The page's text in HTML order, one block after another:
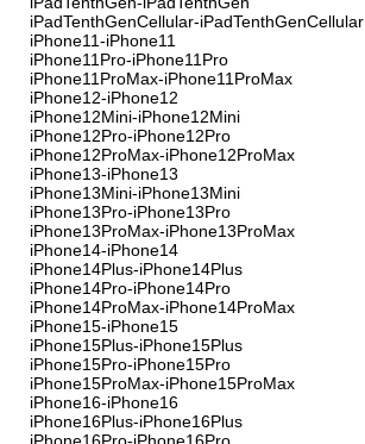
iPadTenthGenCellular-iPadTenthGenCellular
iPhone11-iPhone11
iPhone11Pro-iPhone11Pro
iPhone11ProMax-iPhone11ProMax
iPhone12-iPhone12
iPhone12Mini-iPhone12Mini
iPhone12Pro-iPhone12Pro
iPhone12ProMax-iPhone12ProMax
iPhone13-iPhone13
iPhone13Mini-iPhone13Mini
iPhone13Pro-iPhone13Pro
iPhone13ProMax-iPhone13ProMax
iPhone14-iPhone14
iPhone14Plus-iPhone14Plus
iPhone14Pro-iPhone14Pro
iPhone14ProMax-iPhone14ProMax
iPhone15-iPhone15
iPhone15Plus-iPhone15Plus
iPhone15Pro-iPhone15Pro
iPhone15ProMax-iPhone15ProMax
iPhone16-iPhone16
iPhone16Plus-iPhone16Plus